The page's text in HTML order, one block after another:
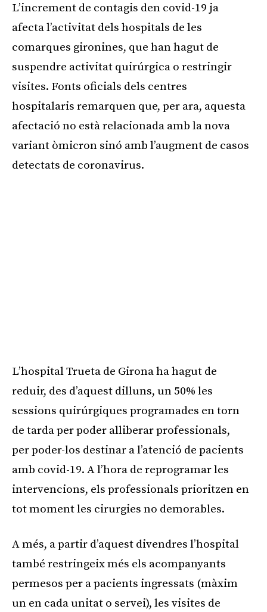
L’increment de contagis den covid-19 ja
afecta l’activitat dels hospitals de les
comarques gironines, que han hagut de
suspendre activitat quirúrgica o restringir
visites. Fonts oficials dels centres
hospitalaris remarquen que, per ara, aquesta
afectació no està relacionada amb la nova
variant òmicron sinó amb l’augment de casos
detectats de coronavirus.
L’hospital Trueta de Girona ha hagut de
reduir, des d’aquest dilluns, un 50% les
sessions quirúrgiques programades en torn
de tarda per poder alliberar professionals,
per poder-los destinar a l’atenció de pacients
amb covid-19. A l’hora de reprogramar les
intervencions, els professionals prioritzen en
tot moment les cirurgies no demorables.
A més, a partir d’aquest divendres l’hospital
també restringeix més els acompanyants
permesos per a pacients ingressats (màxim
un en cada unitat o servei), les visites de